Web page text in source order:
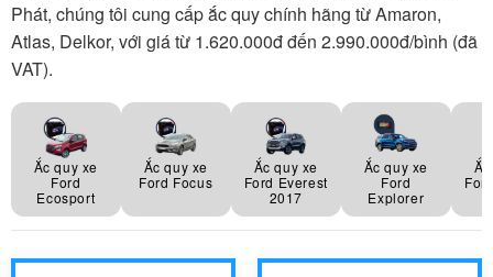
Phát, chúng tôi cung cấp ắc quy chính hãng từ Amaron,
Atlas, Delkor, với giá từ 1.620.000đ đến 2.990.000đ/bình (đã
VAT).
Ắc quy xe
Ford
Ecosport
Ắc quy xe
Ford Focus
Ắc quy xe
Ford Everest
2017
Ắc quy xe
Ford
Explorer